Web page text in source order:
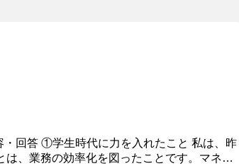
回答 ①学生時代に力を入れたこと 私は、昨
、業務の効率化を図ったことです。マネー